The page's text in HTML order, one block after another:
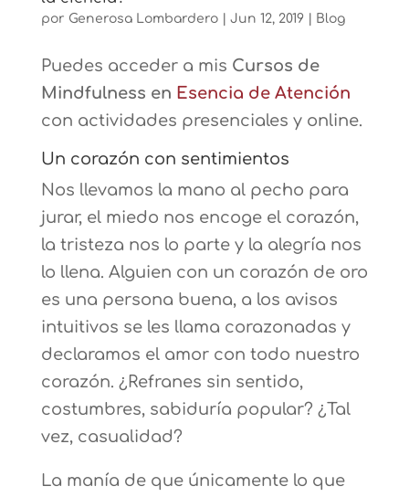
por Generosa Lombardero| Jun 12, 2019| Blog
Puedes acceder a mis Cursos de
Mindfulness en Esencia de Atención
con actividades presenciales y online.
Un corazón con sentimientos
Nos llevamos la mano al pecho para
jurar, el miedo nos encoge el corazón,
la tristeza nos lo parte y la alegría nos
lo llena. Alguien con un corazón de oro
es una persona buena, a los avisos
intuitivos se les llama corazonadas y
declaramos el amor con todo nuestro
corazón. ¿Refranes sin sentido,
costumbres, sabiduría popular? ¿Tal
vez, casualidad?
La manía de que únicamente lo que